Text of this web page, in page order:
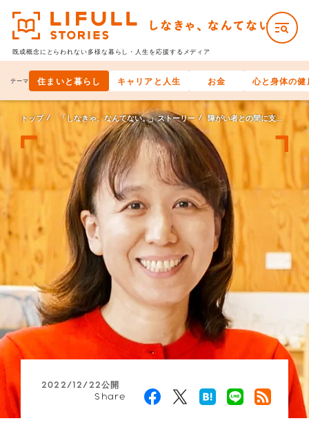
既成概念にとらわれない多様な暮らし・人生を応援するメディア
テーマ 住まいと暮らし キャリアと人生 お金 心と身体の健
トップ 「しなきゃ、なんてない。」ストーリー 障がい者との間に支援する・されるの関係、なんてない。
2022/12/22公開
Share